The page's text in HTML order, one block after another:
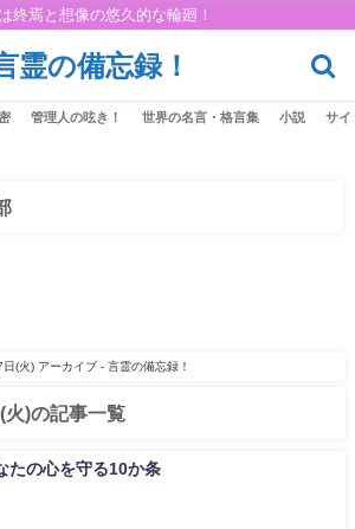
終焉と想像の悠久的な輪廻！
霊の備忘録！
管理人の呟き！ 世界の名言・格言集 小説 サイ
(火) アーカイブ - 言霊の備忘録！
)の記事一覧
たの心を守る10か条